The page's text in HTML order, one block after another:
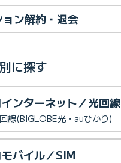
ョン解約・退会
に探す
ンターネット／光回線
線(BIGLOBE光・auひかり)
バイル／SIM